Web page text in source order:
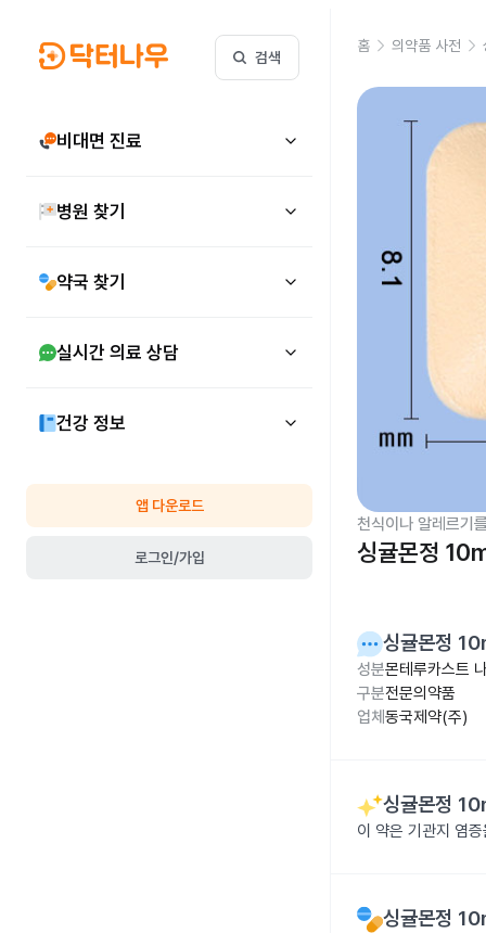
검색
비대면 진료
병원 찾기
약국 찾기
실시간 의료 상담
건강 정보
앱 다운로드
로그인/가입
홈 의약품 사전
천식이나 알레르기
싱귤몬정
싱귤몬정
성분몬테루카스트
구분전문의약품
업체 동국제약(주)
싱귤몬정
이 약은 기관지 염
싱귤몬정